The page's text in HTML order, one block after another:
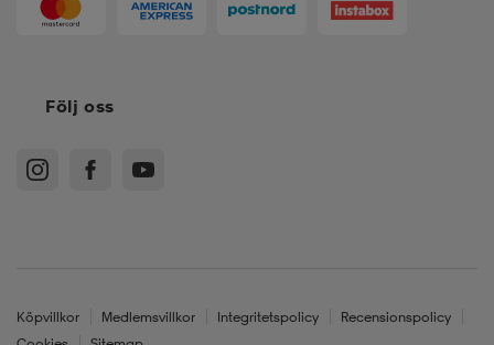
Följ oss
Köpvillkor Medlemsvillkor Integritetspolicy
Recensionspolicy